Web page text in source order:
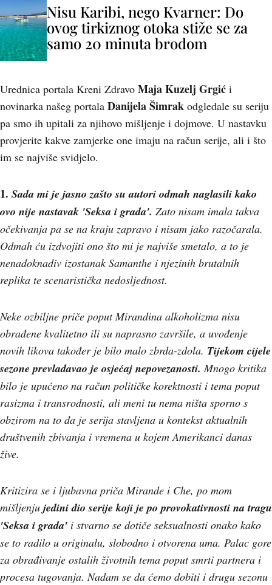
Nisu Karibi, nego Kvarner: Do
ovog tirkiznog otoka stiže se za
samo 20 minuta brodom
Urednica portala Kreni Zdravo Maja Kuzelj Grgić i
novinarka našeg portala Danijela Šimrak odgledale su seriju
pa smo ih upitali za njihovo mišljenje i dojmove. U nastavku
provjerite kakve zamjerke one imaju na račun serije, ali i što
im se najviše svidjelo.
1. Sada mi je jasno zašto su autori odmah naglasili kako
ovo nije nastavak 'Seksa i grada'. Zato nisam imala takva
očekivanja pa se na kraju zapravo i nisam jako razočarala.
Odmah ću izdvojiti ono što mi je najviše smetalo, a to je
nenadoknadiv izostanak Samanthe i njezinih brutalnih
replika te scenaristička nedosljednost.
Neke ozbiljne priče poput Mirandina alkoholizma nisu
obrađene kvalitetno ili su naprasno završile, a uvođenje
novih likova također je bilo malo zbrda-zdola. Tijekom cijele
sezone prevladavao je osjećaj nepovezanosti. Mnogo kritika
bilo je upućeno na račun političke korektnosti i tema poput
rasizma i transrodnosti, ali meni tu nema ništa sporno s
obzirom na to da je serija stavljena u kontekst aktualnih
društvenih zbivanja i vremena u kojem Amerikanci danas
žive.
Kritizira se i ljubavna priča Mirande i Che, po mom
mišljenju jedini dio serije koji je po provokativnosti na tragu
'Seksa i grada' i stvarno se dotiče seksualnosti onako kako
se to radilo u originalu, slobodno i otvorena uma. Palac gore
za obrađivanje ostalih životnih tema poput smrti partnera i
procesa tugovanja. Nadam se da ćemo dobiti i drugu sezonu